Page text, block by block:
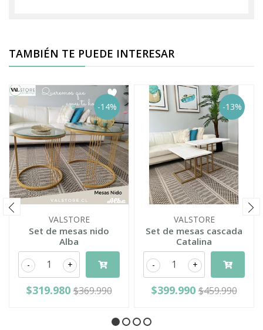
TAMBIÉN TE PUEDE INTERESAR
-14%
VALSTORE
Set de mesas nido
Alba
+
-
$319.980 $369.990
-13%
VALSTORE
Set de mesas cascada
Catalina
+
-
$399.990 $459.990